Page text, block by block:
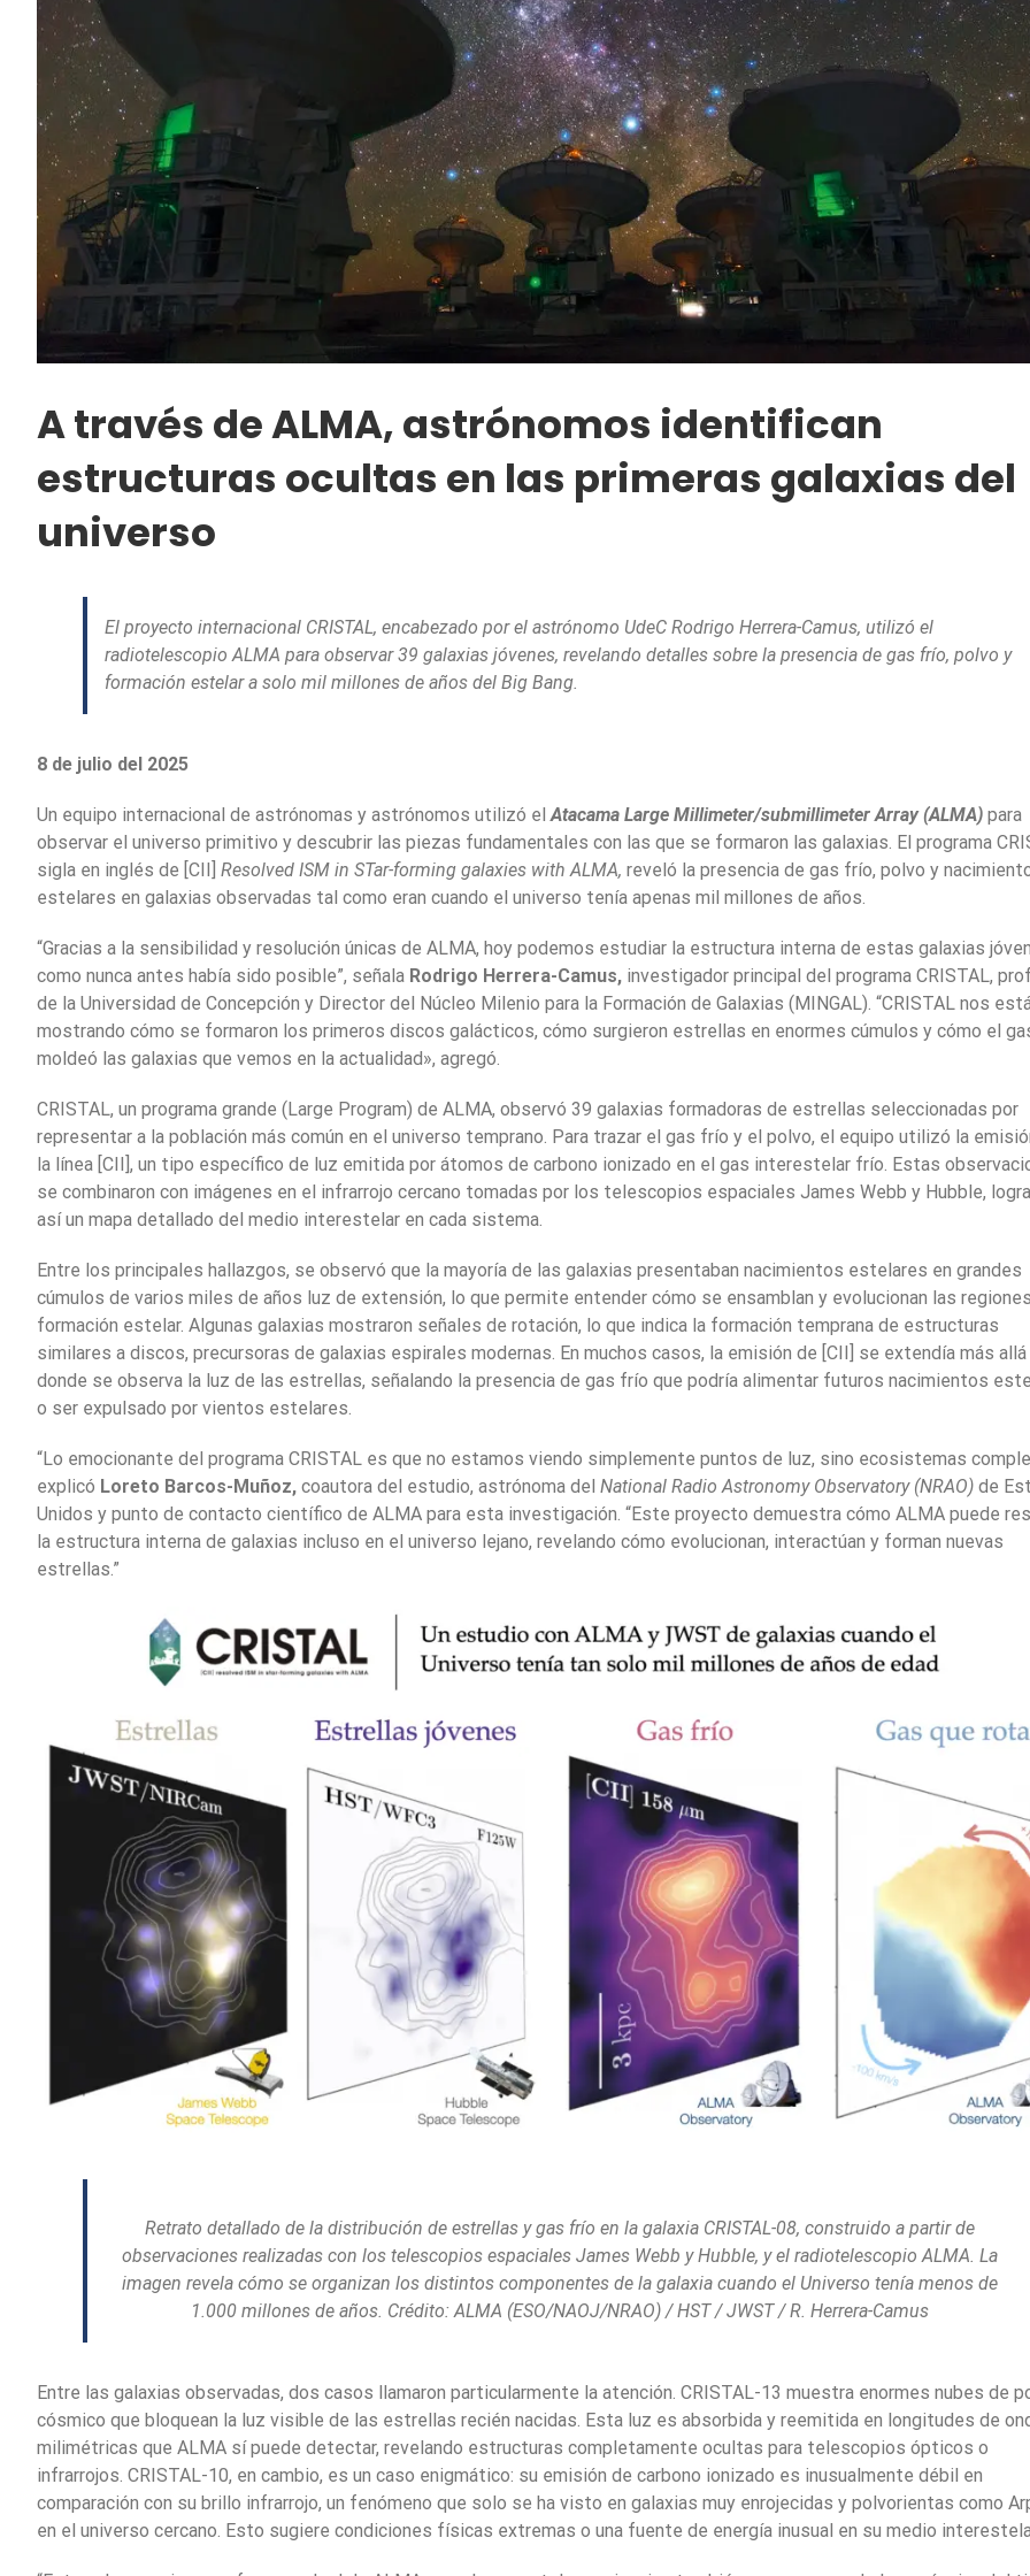
A través de ALMA, astrónomos identifican
estructuras ocultas en las primeras galaxias del
universo
El proyecto internacional CRISTAL, encabezado por el astrónomo UdeC Rodrigo Herrera-Camus, utilizó el
radiotelescopio ALMA para observar 39 galaxias jóvenes, revelando detalles sobre la presencia de gas frío, polvo y
formación estelar a solo mil millones de años del Big Bang.
8 de julio del 2025
Un equipo internacional de astrónomas y astrónomos utilizó elAtacama Large Millimeter/submillimeter Array (ALMA) para
observar el universo primitivo y descubrir las piezas fundamentales con las que se formaron las galaxias. El programa
sigla en inglés de [CII] Resolved ISM in STar-forming galaxies with ALMA, reveló la presencia de gas frío, polvo y
estelares en galaxias observadas tal como eran cuando el universo tenía apenas mil millones de años.
“Gracias a la sensibilidad y resolución únicas de ALMA, hoy podemos estudiar la estructura interna de estas galaxias
como nunca antes había sido posible”, señala Rodrigo Herrera-Camus, investigador principal del programa CRISTAL,
de la Universidad de Concepción y Director del Núcleo Milenio para la Formación de Galaxias (MINGAL). “CRISTAL nos
mostrando cómo se formaron los primeros discos galácticos, cómo surgieron estrellas en enormes cúmulos y cómo el
moldeó las galaxias que vemos en la actualidad», agregó.
CRISTAL, un programa grande (Large Program) de ALMA, observó 39 galaxias formadoras de estrellas seleccionadas por
representar a la población más común en el universo temprano. Para trazar el gas frío y el polvo, el equipo utilizó la
la línea [CII], un tipo específico de luz emitida por átomos de carbono ionizado en el gas interestelar frío. Estas
se combinaron con imágenes en el infrarrojo cercano tomadas por los telescopios espaciales James Webb y Hubble,
así un mapa detallado del medio interestelar en cada sistema.
Entre los principales hallazgos, se observó que la mayoría de las galaxias presentaban nacimientos estelares en grandes
cúmulos de varios miles de años luz de extensión, lo que permite entender cómo se ensamblan y evolucionan las
formación estelar. Algunas galaxias mostraron señales de rotación, lo que indica la formación temprana de estructuras
similares a discos, precursoras de galaxias espirales modernas. En muchos casos, la emisión de [CII] se extendía más allá
donde se observa la luz de las estrellas, señalando la presencia de gas frío que podría alimentar futuros nacimientos
o ser expulsado por vientos estelares.
“Lo emocionante del programa CRISTAL es que no estamos viendo simplemente puntos de luz, sino ecosistemas
explicó Loreto Barcos-Muñoz, coautora del estudio, astrónoma del National Radio Astronomy Observatory (NRAO) de
Unidos y punto de contacto científico de ALMA para esta investigación. “Este proyecto demuestra cómo ALMA puede
la estructura interna de galaxias incluso en el universo lejano, revelando cómo evolucionan, interactúan y forman nuevas
estrellas.”
Retrato detallado de la distribución de estrellas y gas frío en la galaxia CRISTAL-08, construido a partir de
observaciones realizadas con los telescopios espaciales James Webb y Hubble, y el radiotelescopio ALMA. La
imagen revela cómo se organizan los distintos componentes de la galaxia cuando el Universo tenía menos de
1.000 millones de años. Crédito: ALMA (ESO/NAOJ/NRAO) / HST / JWST / R. Herrera-Camus
Entre las galaxias observadas, dos casos llamaron particularmente la atención. CRISTAL-13 muestra enormes nubes de
cósmico que bloquean la luz visible de las estrellas recién nacidas. Esta luz es absorbida y reemitida en longitudes de
milimétricas que ALMA sí puede detectar, revelando estructuras completamente ocultas para telescopios ópticos o
infrarrojos. CRISTAL-10, en cambio, es un caso enigmático: su emisión de carbono ionizado es inusualmente débil en
comparación con su brillo infrarrojo, un fenómeno que solo se ha visto en galaxias muy enrojecidas y polvorientas como
en el universo cercano. Esto sugiere condiciones físicas extremas o una fuente de energía inusual en su medio